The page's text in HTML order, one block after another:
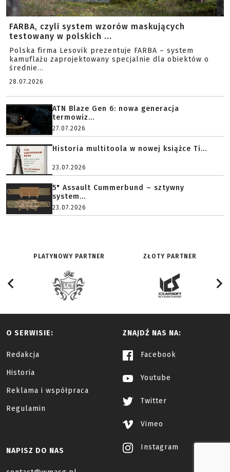
FARBA, czyli system wzorów maskujących
testowany w polskich ...
Polska firma Lesovik prezentuje FARBA – system
kamuflażu zaprojektowany specjalnie dla obiektów o
średnie...
28.07.2026
ATN Blaze Gen 6: nowa generacja
termowiz...
27.07.2026
Historia multitoola w nowej książce Ti...
23.07.2026
5" Assault Cummerbund – sztywny
system...
23.07.2026
PLATYNOWY PARTNER ZŁOTY PARTNER
O SERWISIE:
Redakcja
Historia
Reklama i współpraca
Regulamin
ZNAJDŹ NAS NA:
Facebook
Youtube
Twitter
Vimeo
Instagram
NAPISZ DO NAS